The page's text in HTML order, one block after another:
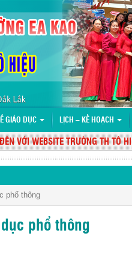
GIÁO DỤC LỊCH – KẾ HOẠCH
VỚI WEBSITE TRƯỜNG TH TÔ HIỆU
phổ thông
phổ thông